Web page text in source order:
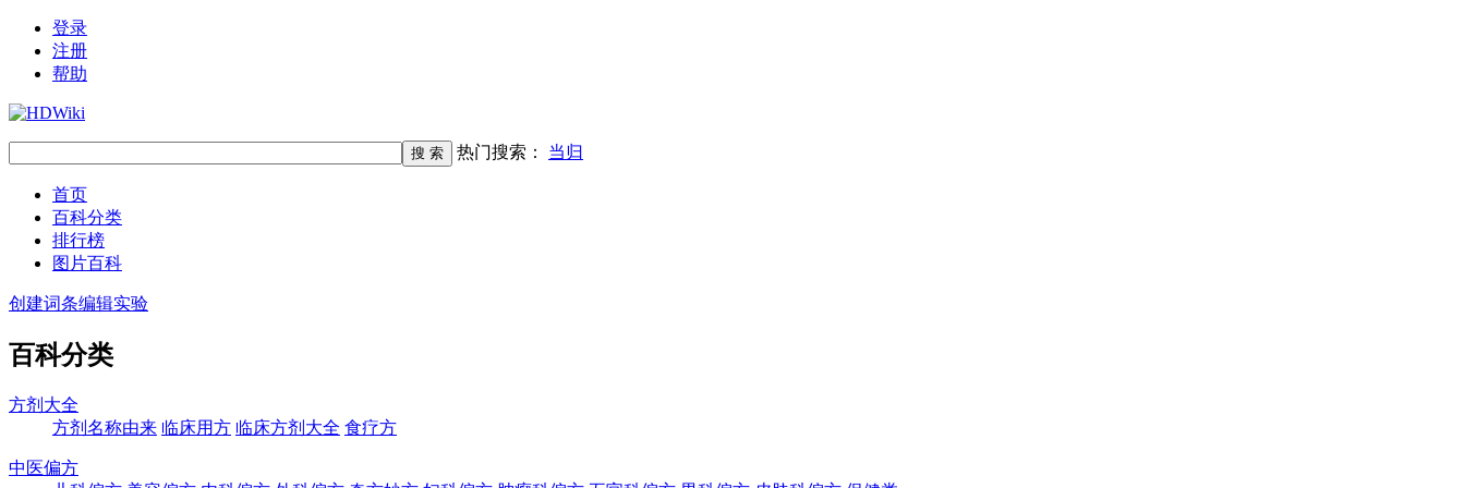
登录
注册
帮助
热门搜索： 当归
首页
百科分类
排行榜
图片百科
创建词条编辑实验
百科分类
方剂大全
方剂名称由来 临床用方 临床方剂大全 食疗方
中医偏方